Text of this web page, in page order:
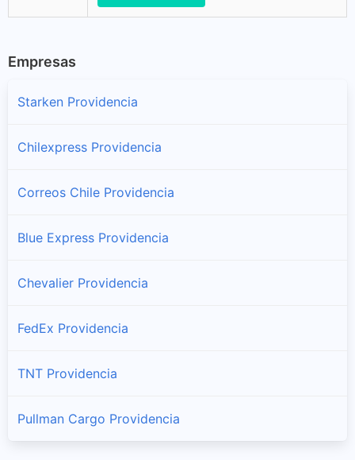
Empresas
Starken Providencia
Chilexpress Providencia
Correos Chile Providencia
Blue Express Providencia
Chevalier Providencia
FedEx Providencia
TNT Providencia
Pullman Cargo Providencia